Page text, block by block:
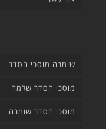
שומרה מוסכי הסדר
מוסכי הסדר שלמה
מוסכי הסדר שומרה